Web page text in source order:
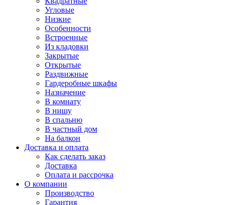
Угловые
Низкие
Особенности
Встроенные
Из кладовки
Закрытые
Открытые
Раздвижные
Гардеробные шкафы
Назначение
В комнату
В нишу
В спальню
В частный дом
На балкон
Доставка и оплата
Как сделать заказ
Доставка
Оплата и рассрочка
О компании
Производство
Гарантия